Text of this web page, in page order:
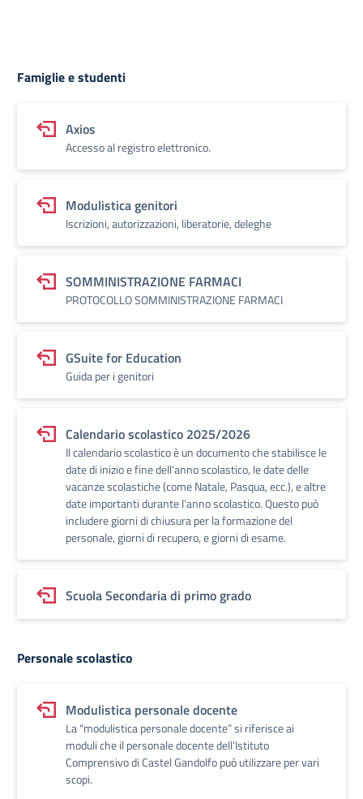
Famiglie e studenti
Axios
Accesso al registro elettronico.
Modulistica genitori
Iscrizioni, autorizzazioni, liberatorie, deleghe
SOMMINISTRAZIONE FARMACI
PROTOCOLLO SOMMINISTRAZIONE FARMACI
GSuite for Education
Guida per i genitori
Calendario scolastico 2025/2026
Il calendario scolastico è un documento che stabilisce le
date di inizio e fine dell’anno scolastico, le date delle
vacanze scolastiche (come Natale, Pasqua, ecc.), e altre
date importanti durante l’anno scolastico. Questo può
includere giorni di chiusura per la formazione del
personale, giorni di recupero, e giorni di esame.
Scuola Secondaria di primo grado
Personale scolastico
Modulistica personale docente
La “modulistica personale docente” si riferisce ai
moduli che il personale docente dell’Istituto
Comprensivo di Castel Gandolfo può utilizzare per vari
scopi.